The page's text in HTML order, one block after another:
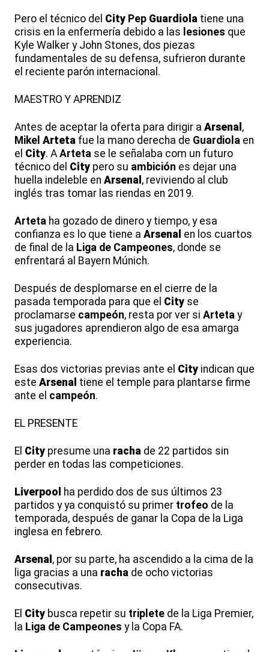
Pero el técnico del City Pep Guardiola tiene una
crisis en la enfermería debido a las lesiones que
Kyle Walker y John Stones, dos piezas
fundamentales de su defensa, sufrieron durante
el reciente parón internacional.
MAESTRO Y APRENDIZ
Antes de aceptar la oferta para dirigir a Arsenal ,
Mikel Arteta fue la mano derecha de Guardiola en
el City. A Arteta se le señalaba com un futuro
técnico del City pero su ambición es dejar una
huella indeleble en Arsenal , reviviendo al club
inglés tras tomar las riendas en 2019.
Arteta ha gozado de dinero y tiempo, y esa
confianza es lo que tiene a Arsenal en los cuartos
de final de la Liga de Campeones, donde se
enfrentará al Bayern Múnich.
Después de desplomarse en el cierre de la
pasada temporada para que el City se
proclamarse campeón, resta por ver si Arteta y
sus jugadores aprendieron algo de esa amarga
experiencia.
Esas dos victorias previas ante el City indican que
este Arsenal tiene el temple para plantarse firme
ante el campeón.
EL PRESENTE
El City presume una racha de 22 partidos sin
perder en todas las competiciones.
Liverpool ha perdido dos de sus últimos 23
partidos y ya conquistó su primer trofeo de la
temporada, después de ganar la Copa de la Liga
inglesa en febrero.
Arsenal , por su parte, ha ascendido a la cima de la
liga gracias a una racha de ocho victorias
consecutivas.
El City busca repetir su triplete de la Liga Premier,
la Liga de Campeones y la Copa FA.